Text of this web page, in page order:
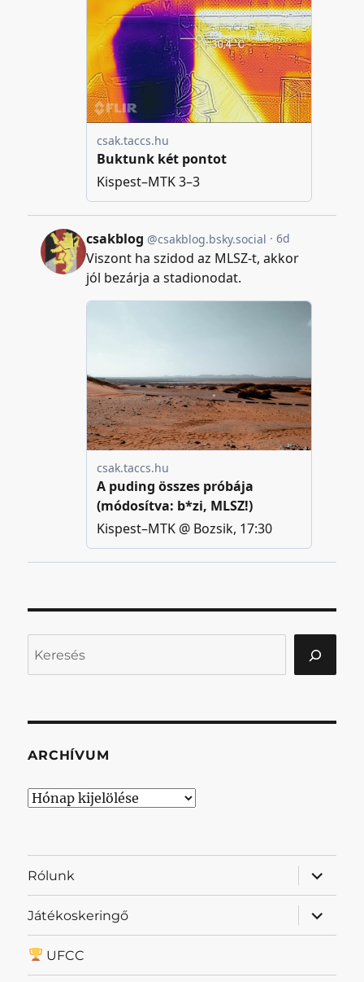
ARCHÍVUM
Archívum
Rólunk
almenü
Játékoskeringő
almenü
UFCC